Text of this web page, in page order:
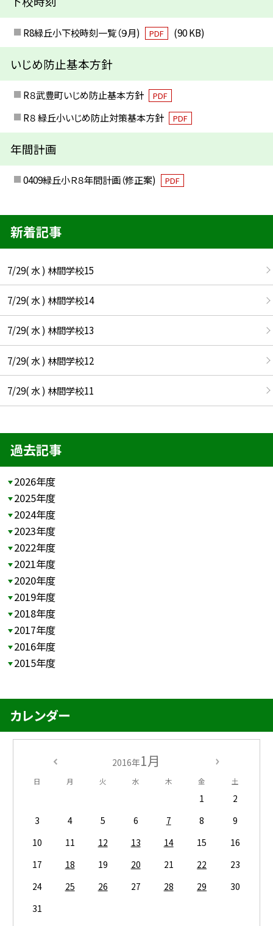
R8緑丘小下校時刻一覧（９月) PDF (90 KB)
いじめ防止基本方針
R８武豊町いじめ防止基本方針 PDF
R８ 緑丘小いじめ防止対策基本方針 PDF
年間計画
0409緑丘小Ｒ８年間計画（修正案) PDF
新着記事
7/29( 水 ) 林間学校15
7/29( 水 ) 林間学校14
7/29( 水 ) 林間学校13
7/29( 水 ) 林間学校12
7/29( 水 ) 林間学校11
過去記事
2026年度
2025年度
2024年度
2023年度
2022年度
2021年度
2020年度
2019年度
2018年度
2017年度
2016年度
2015年度
カレンダー
2016年1月
日 月 火 水 木 金 土
1
2
3
4 5 6 7 8
9
10
11 12 13 14 15
16
17
18 19 20 21 22
23
24
25 26 27 28 29
30
31